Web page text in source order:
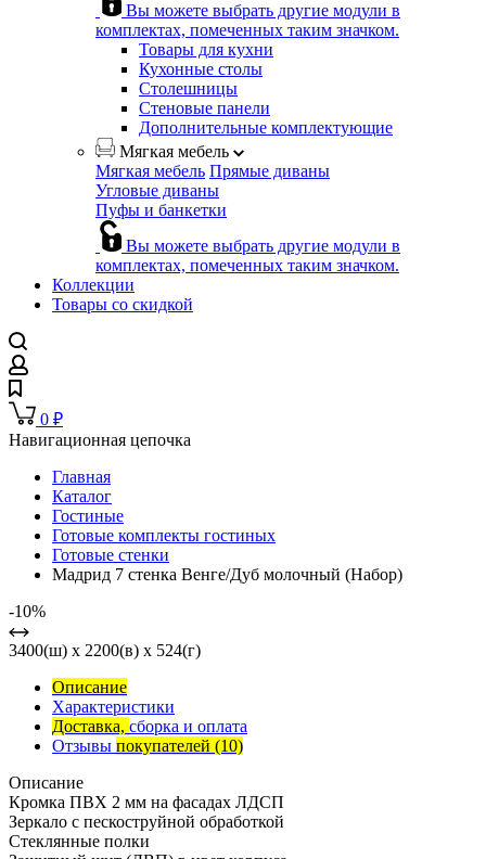
Вы можете выбрать другие модули в
комплектах, помеченных таким значком.
Товары для кухни
Кухонные столы
Столешницы
Стеновые панели
Дополнительные комплектующие
Мягкая мебель
Мягкая мебель Прямые диваны
Угловые диваны
Пуфы и банкетки
Вы можете выбрать другие модули в
комплектах, помеченных таким значком.
Коллекции
Товары со скидкой
0 ₽
Навигационная цепочка
Главная
Каталог
Гостиные
Готовые комплекты гостиных
Готовые стенки
Мадрид 7 стенка Венге/Дуб молочный (Набор)
-10%
3400(ш) x 2200(в) x 524(г)
Описание
Характеристики
Доставка, сборка и оплата
Отзывы покупателей (10)
Описание
Кромка ПВХ 2 мм на фасадах ЛДСП
Зеркало с пескоструйной обработкой
Стеклянные полки